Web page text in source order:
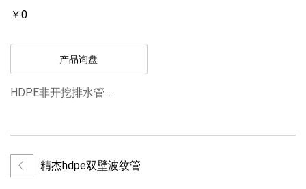
￥0
产品询盘
HDPE非开挖排水管...
精杰hdpe双壁波纹管